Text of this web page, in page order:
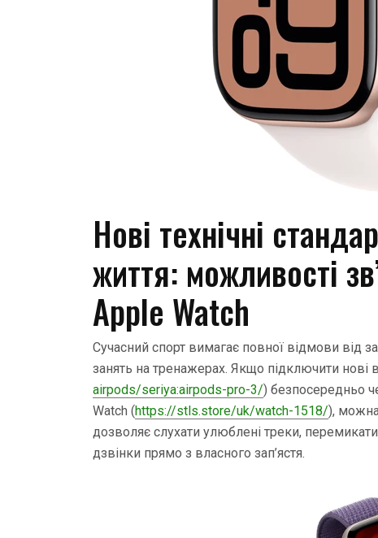
Нові технічні
життя: можливості
Apple Watch
Сучасний спорт вимагає повної відмови від
занять на тренажерах. Якщо підключити нові
airpods/seriya:airpods-pro-3/) безпосередньо
Watch (https://stls.store/uk/watch-1518/),
дозволяє слухати улюблені треки,
дзвінки прямо з власного зап’ястя.